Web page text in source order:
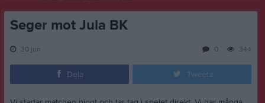
Seger mot Jula BK
30 jun 344
0
Dela Tweeta